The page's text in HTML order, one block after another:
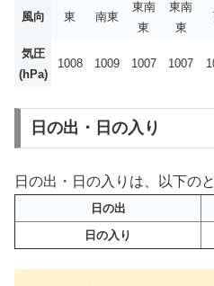
風向 東 南東
東南
東
東南
東
気圧
(hPa)
1008 1009 1007 1007
日の出・日の入り
日の出・日の入りは、以下の
日の出
日の入り